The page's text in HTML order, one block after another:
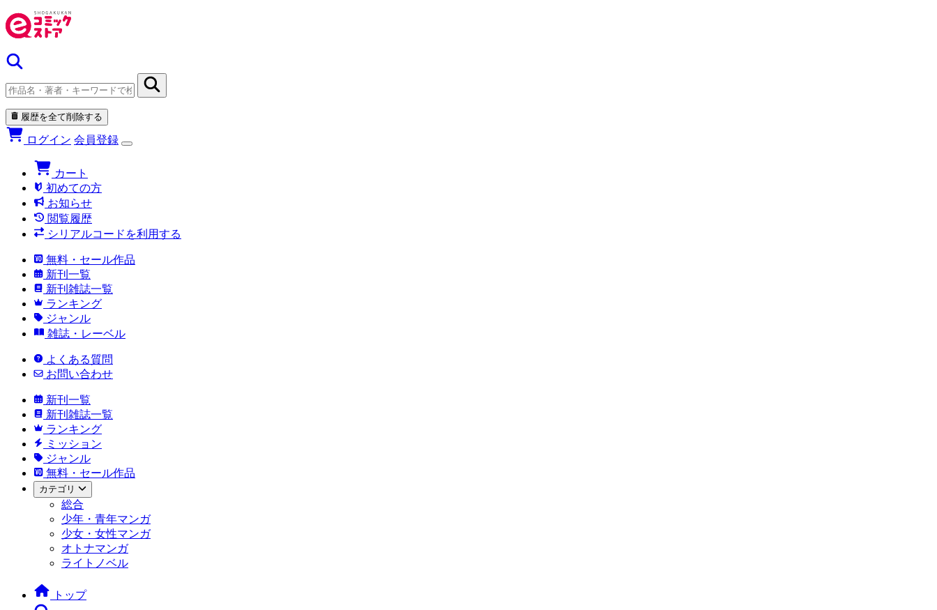
履歴を全て削除する
ログイン 会員登録
カート
初めての方
お知らせ
閲覧履歴
シリアルコードを利用する
無料・セール作品
新刊一覧
新刊雑誌一覧
ランキング
ジャンル
雑誌・レーベル
よくある質問
お問い合わせ
新刊一覧
新刊雑誌一覧
ランキング
ミッション
ジャンル
無料・セール作品
カテゴリ
総合
少年・青年マンガ
少女・女性マンガ
オトナマンガ
ライトノベル
トップ